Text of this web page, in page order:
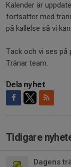
Kalender är
fortsätter med
på kallelse så vi
Tack och vi ses på
Tränar team.
Dela nyhet
Tidigare
Dagens